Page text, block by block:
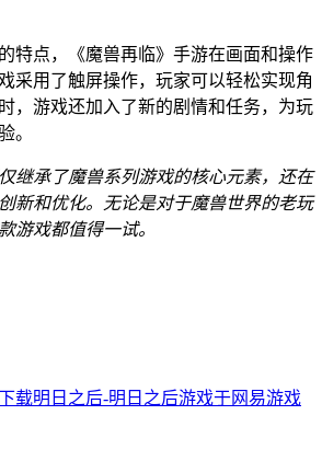
特点，《魔兽再临》手游在画面和操作
采用了触屏操作，玩家可以轻松实现角
，游戏还加入了新的剧情和任务，为玩
。
继承了魔兽系列游戏的核心元素，还在
新和优化。无论是对于魔兽世界的老玩
游戏都值得一试。